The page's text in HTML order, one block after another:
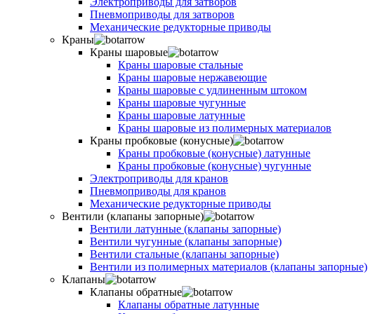
Пневмоприводы для затворов
Механические редукторные приводы
Краны
Краны шаровые
Краны шаровые стальные
Краны шаровые нержавеющие
Краны шаровые с удлиненным штоком
Краны шаровые чугунные
Краны шаровые латунные
Краны шаровые из полимерных материалов
Краны пробковые (конусные)
Краны пробковые (конусные) латунные
Краны пробковые (конусные) чугунные
Электроприводы для кранов
Пневмоприводы для кранов
Механические редукторные приводы
Вентили (клапаны запорные)
Вентили латунные (клапаны запорные)
Вентили чугунные (клапаны запорные)
Вентили стальные (клапаны запорные)
Вентили из полимерных материалов (клапаны запорные)
Клапаны
Клапаны обратные
Клапаны обратные латунные